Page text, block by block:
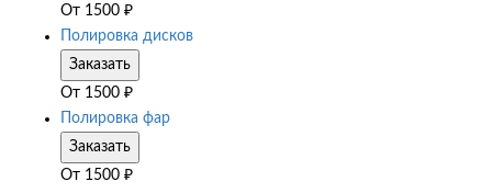
От 1500 ₽
Полировка дисков
Заказать
От 1500 ₽
Полировка фар
Заказать
От 1500 ₽